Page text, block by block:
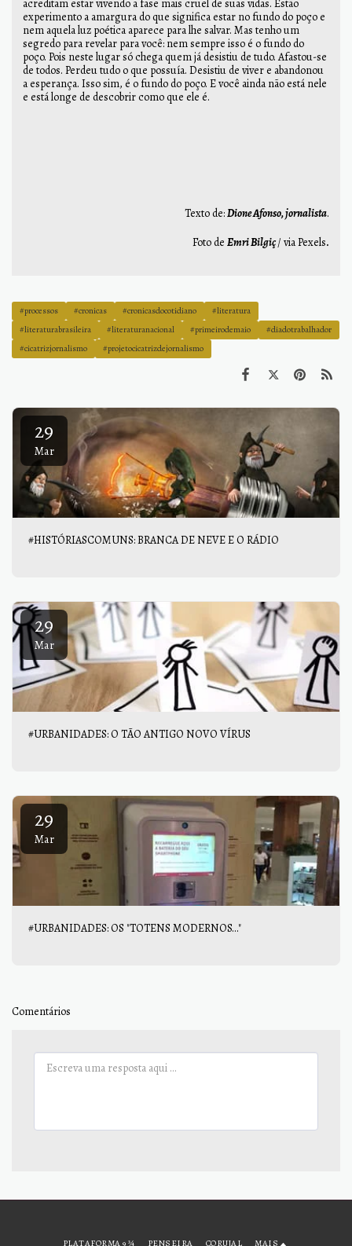
acreditam estar vivendo a fase mais cruel de suas vidas. Estão
experimento a amargura do que significa estar no fundo do poço e
nem aquela luz poética aparece para lhe salvar. Mas tenho um
segredo para revelar para você: nem sempre isso é o fundo do
poço. Pois neste lugar só chega quem já desistiu de tudo. Afastou-se
de todos. Perdeu tudo o que possuía. Desistiu de viver e abandonou
a esperança. Isso sim, é o fundo do poço. E você ainda não está nele
e está longe de descobrir como que ele é.
Texto de:Dione Afonso, jornalista.
Foto de Emri Bilgiç/ via Pexels.
#processos #cronicas #cronicasdocotidiano
#literatura
#literaturabrasileira
#literaturanacional #primeirodemaio
#diadotrabalhador
#cicatrizjornalismo
#projetocicatrizdejornalismo
29
Mar
#HISTÓRIASCOMUNS: BRANCA DE NEVE E O RÁDIO
29
Mar
#URBANIDADES: O TÃO ANTIGO NOVO VÍRUS
29
Mar
#URBANIDADES: OS "TOTENS MODERNOS..."
Comentários
PLATAFORMA 9 ¾ PENSEIRA CORUJAL MAIS